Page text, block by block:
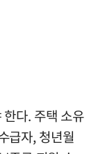
다. 주택 소유
급자, 청년월